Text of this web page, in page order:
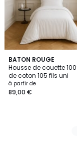
BATON ROUGE
Housse de couette
de coton 105 fils uni
à partir de
89,00 €
9
Couleurs